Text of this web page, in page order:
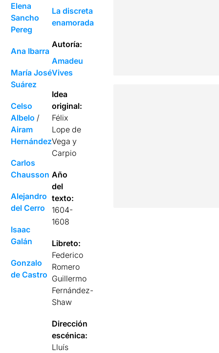
Elena
Sancho
Pereg
Ana Ibarra
María José
Suárez
Celso
Albelo /
Airam
Hernández
Carlos
Chausson
Alejandro
del Cerro
Isaac
Galán
Gonzalo
de Castro
La discreta
enamorada
Autoría:
Amadeu
Vives
Idea
original:
Félix
Lope de
Vega y
Carpio
Año
del
texto:
1604-
1608
Libreto:
Federico
Romero
Guillermo
Fernández-
Shaw
Dirección
escénica:
Lluís